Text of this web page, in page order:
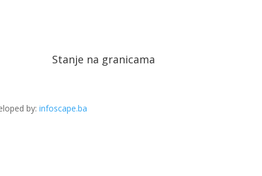
Stanje na granicama
by: infoscape.ba